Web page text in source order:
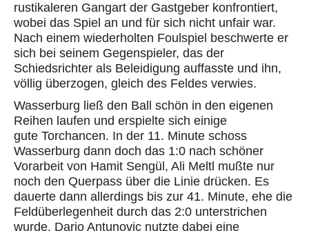
rustikaleren Gangart der Gastgeber konfrontiert,
wobei das Spiel an und für sich nicht unfair war.
Nach einem wiederholten Foulspiel beschwerte er
sich bei seinem Gegenspieler, das der
Schiedsrichter als Beleidigung auffasste und ihn,
völlig überzogen, gleich des Feldes verwies.
Wasserburg ließ den Ball schön in den eigenen
Reihen laufen und erspielte sich einige
gute Torchancen. In der 11. Minute schoss
Wasserburg dann doch das 1:0 nach schöner
Vorarbeit von Hamit Sengül, Ali Meltl mußte nur
noch den Querpass über die Linie drücken. Es
dauerte dann allerdings bis zur 41. Minute, ehe die
Feldüberlegenheit durch das 2:0 unterstrichen
wurde. Dario Antunovic nutzte dabei eine